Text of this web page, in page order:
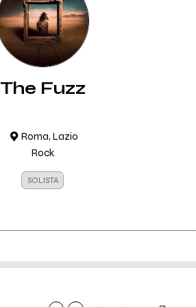
The Fuzz
Roma, Lazio
Rock
SOLISTA